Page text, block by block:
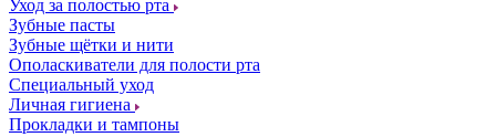
Уход за полостью рта
Зубные пасты
Зубные щётки и нити
Ополаскиватели для полости рта
Специальный уход
Личная гигиена
Прокладки и тампоны